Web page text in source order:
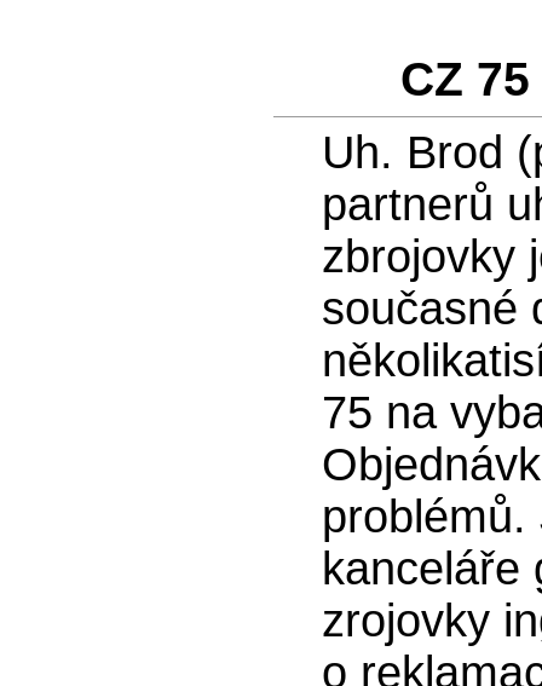
CZ
Uh. Brod
partnerů
zbrojovky
současné
75 na
kanceláře
zrojovky
o